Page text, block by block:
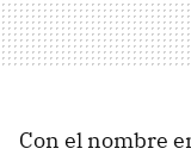
Con el nombre